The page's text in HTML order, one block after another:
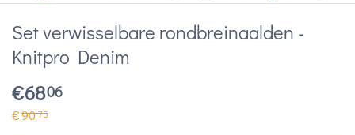
Set verwisselbare rondbreinaalden -
Knitpro Denim
€6806
€9075